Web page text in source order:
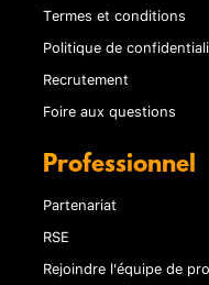
Termes et conditions
Politique de
Recrutement
Foire aux questions
Professionnel
Partenariat
RSE
Rejoindre l'équipe de